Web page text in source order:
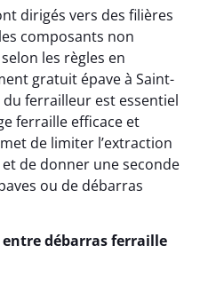
dirigés vers des filières
composants non
les règles en
gratuit épave à Saint-
ferrailleur est essentiel
ferraille efficace et
de limiter l’extraction
de donner une seconde
ou de débarras
débarras ferraille